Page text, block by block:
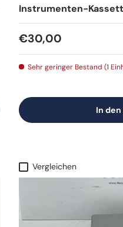
Instrumenten-
Normaler Preis
€30,00
Sehr geringer Bestand (1
In
Vergleichen